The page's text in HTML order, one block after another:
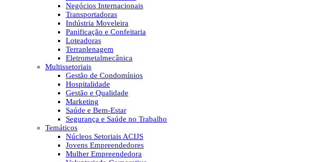
Negócios Internacionais
Transportadoras
Indústria Moveleira
Panificação e Confeitaria
Loteadoras
Terraplenagem
Eletrometalmecânica
Multissetoriais
Gestão de Condomínios
Hospitalidade
Gestão e Qualidade
Marketing
Saúde e Bem-Estar
Segurança e Saúde no Trabalho
Temáticos
Núcleos Setoriais ACIJS
Jovens Empreendedores
Mulher Empreendedora